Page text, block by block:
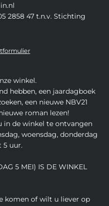
2858 47 t.n.v. Stichting
winkel.
hebben, een jaardagboek
een nieuwe NBV21
roman lezen!
in de winkel te ontvangen
woensdag, donderdag
5 uur.
5 MEI) IS DE WINKEL
komen of wilt u liever op